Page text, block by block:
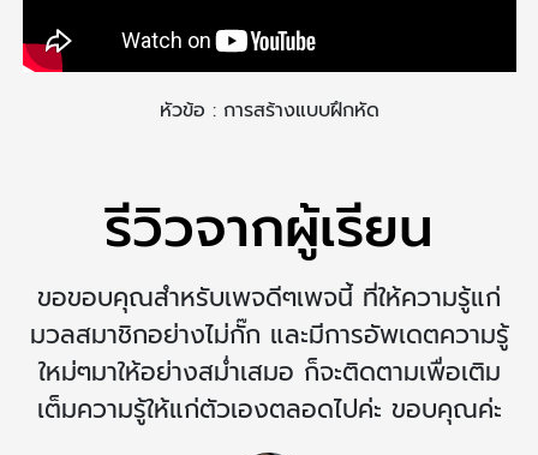
หัวข้อ : การสร้างแบบฝึกหัด
รีวิวจากผู้เรียน
ขอขอบคุณสำหรับเพจดีๆเพจนี้ ที่ให้ความรู้แก่
มวลสมาชิกอย่างไม่กั๊ก และมีการอัพเดตความรู้
ใหม่ๆมาให้อย่างสม่ำเสมอ ก็จะติดตามเพื่อเติม
เต็มความรู้ให้แก่ตัวเองตลอดไปค่ะ ขอบคุณค่ะ